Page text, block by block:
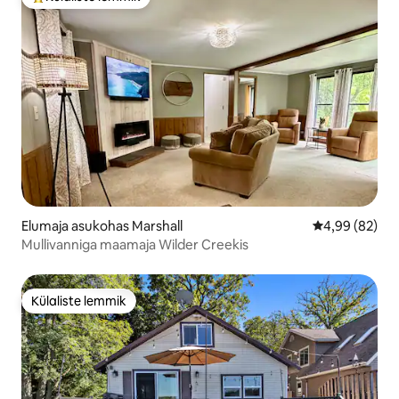
Külaliste suur lemmik
Elumaja asukohas Marshall Keskmine
4,99 (82)
Mullivanniga maamaja Wilder Creekis
Külaliste lemmik
Külaliste lemmik